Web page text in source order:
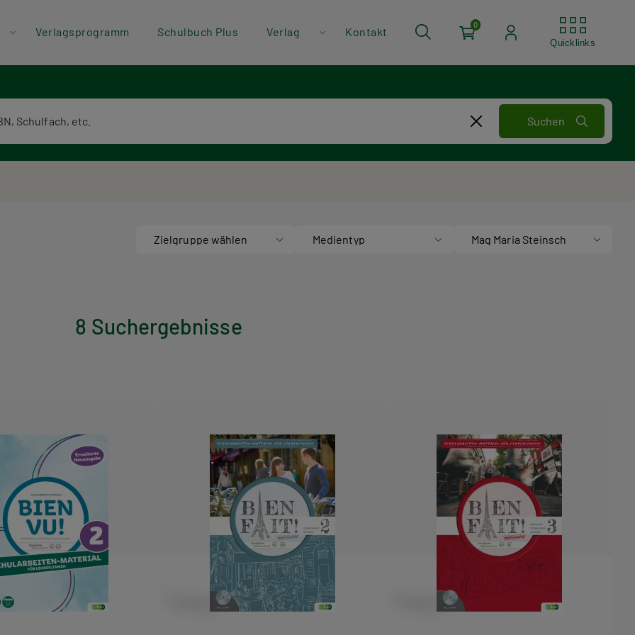
Verlagsprogramm Schulbuch Plus Verlag Kontakt
0
Quicklinks
8 Suchergebnisse